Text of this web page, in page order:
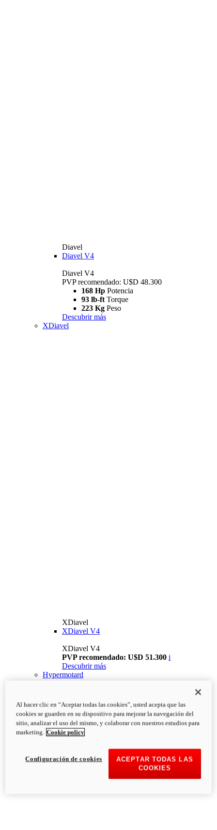
Diavel
Diavel V4
Diavel V4
PVP recomendado: U$D 48.300
168 Hp Potencia
93 lb-ft Torque
223 Kg Peso
Descubrir más
XDiavel
XDiavel
XDiavel V4
XDiavel V4
PVP recomendado: U$D 51.300 i
Descubrir más
Hypermotard
Al hacer clic en “Aceptar todas las cookies”, usted acepta que las
cookies se guarden en su dispositivo para mejorar la navegación del
sitio, analizar el uso del mismo, y colaborar con nuestros estudios para
marketing. Cookie policy
ACEPTAR TODAS LAS
COOKIES
Configuración de cookies